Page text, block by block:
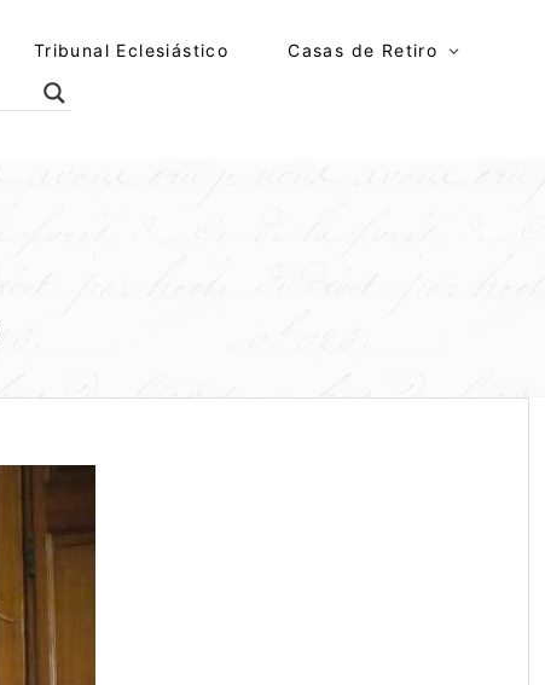
Tribunal Eclesiástico Casas de Retiro